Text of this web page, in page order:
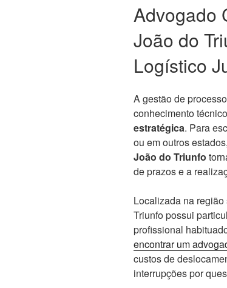
Advogado
João do
Logístico
A gestão de
conhecimento
estratégica. Para
ou em outros
João do Triunfo
de prazos e a
Localizada na
Triunfo possui
profissional
encontrar um
custos de
interrupções por